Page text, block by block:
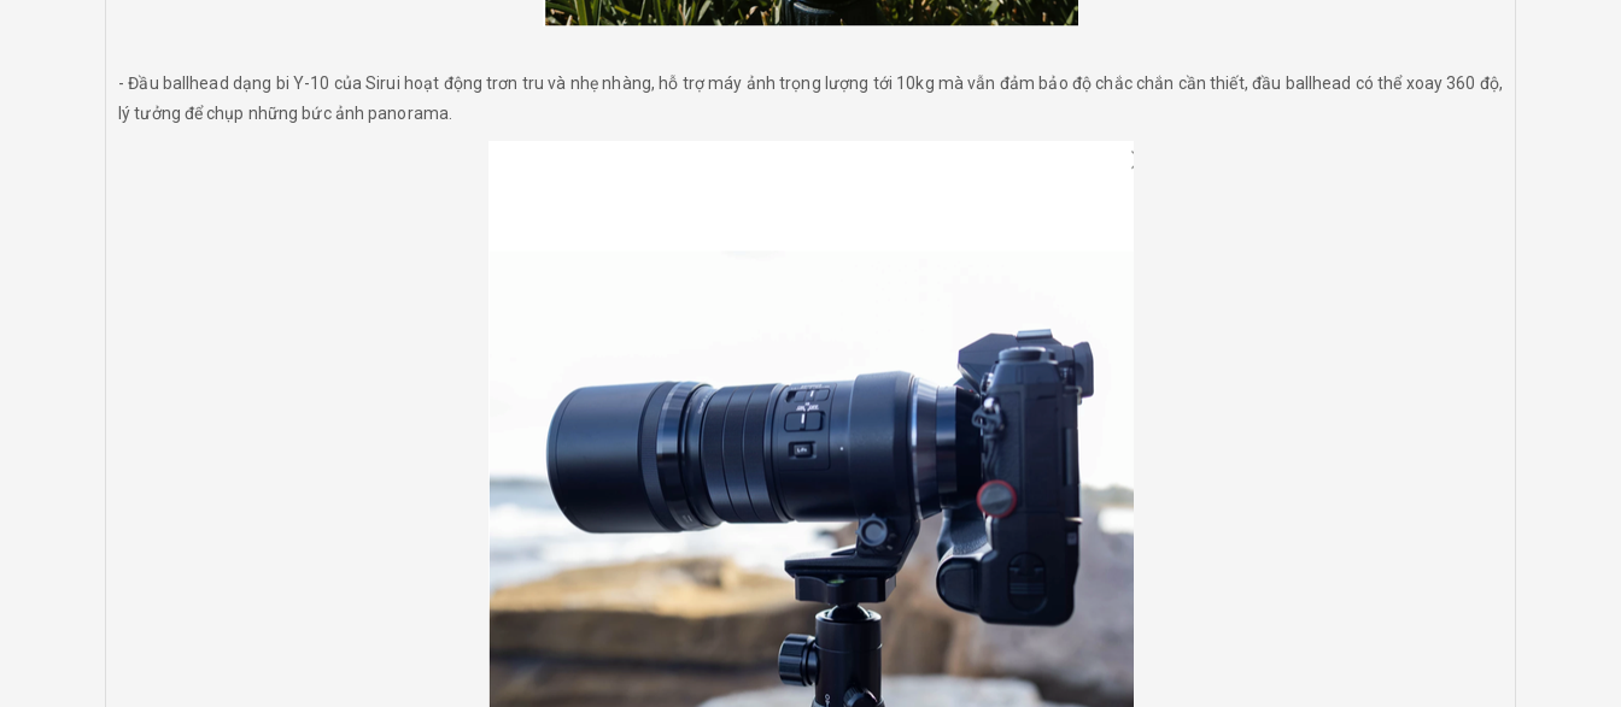
- Đầu ballhead dạng bi Y-10 của Sirui hoạt động trơn tru và nhẹ nhàng, hỗ trợ máy ảnh trọng lượng tới 10kg mà vẫn đảm bảo độ chắc chắn cần thiết, đầu ballhead có thể xoay 360 độ,
lý tưởng để chụp những bức ảnh panorama.